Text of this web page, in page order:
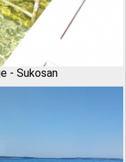
- Sukosan